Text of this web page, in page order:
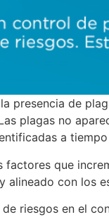
presencia de
plagas no
a
factores que
alineado con los
riesgos en el